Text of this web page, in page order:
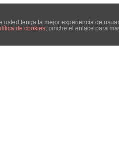
usted tenga la mejor experiencia de
de cookies, pinche el enlace para